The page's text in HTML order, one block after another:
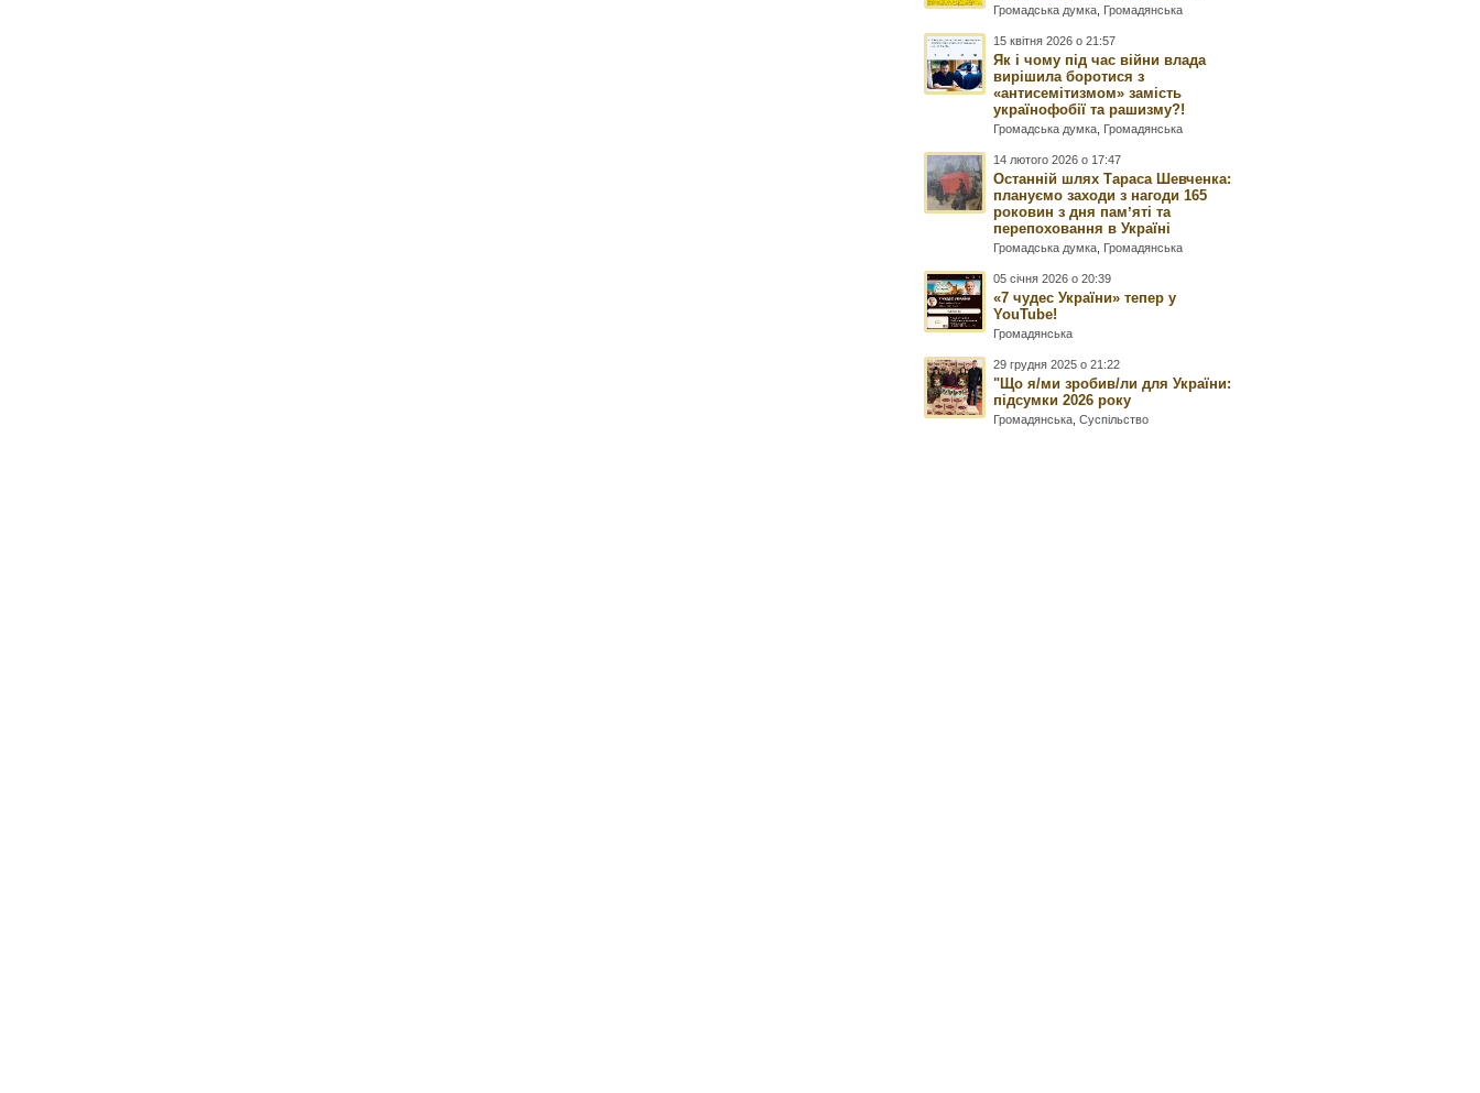
Громадська думка Громадянська
15 квітня 2026 о 21:57
Як і чому під час війни влада
вирішила боротися з
«антисемітизмом» замість
українофобії та рашизму?!
Громадська думка Громадянська
14 лютого 2026 о 17:47
Останній шлях Тараса Шевченка:
плануємо заходи з нагоди 165
роковин з дня памʼяті та
перепоховання в Україні
Громадська думка Громадянська
05 січня 2026 о 20:39
«7 чудес України» тепер у
YouTube!
Громадянська
29 грудня 2025 о 21:22
"Що я/ми зробив/ли для України:
підсумки 2026 року
Громадянська ,Суспільство